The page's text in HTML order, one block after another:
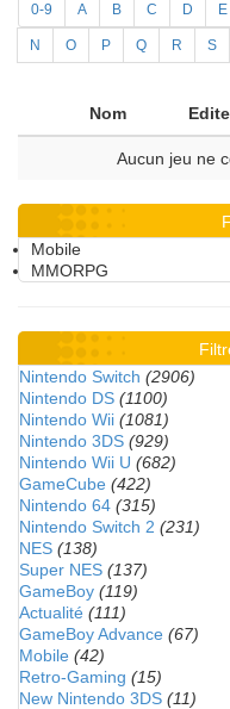
0-9 A B C D E
N O P Q R S
Nom
Aucun jeu ne
Mobile
MMORPG
Nintendo Switch (2906)
Nintendo DS (1100)
Nintendo Wii (1081)
Nintendo 3DS (929)
Nintendo Wii U (682)
GameCube (422)
Nintendo 64 (315)
Nintendo Switch 2 (231)
NES (138)
Super NES (137)
GameBoy (119)
Actualité (111)
GameBoy Advance (67)
Mobile (42)
Retro-Gaming (15)
New Nintendo 3DS (11)